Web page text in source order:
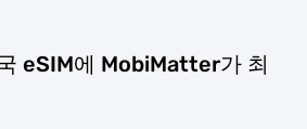
eSIM에 MobiMatter가 최